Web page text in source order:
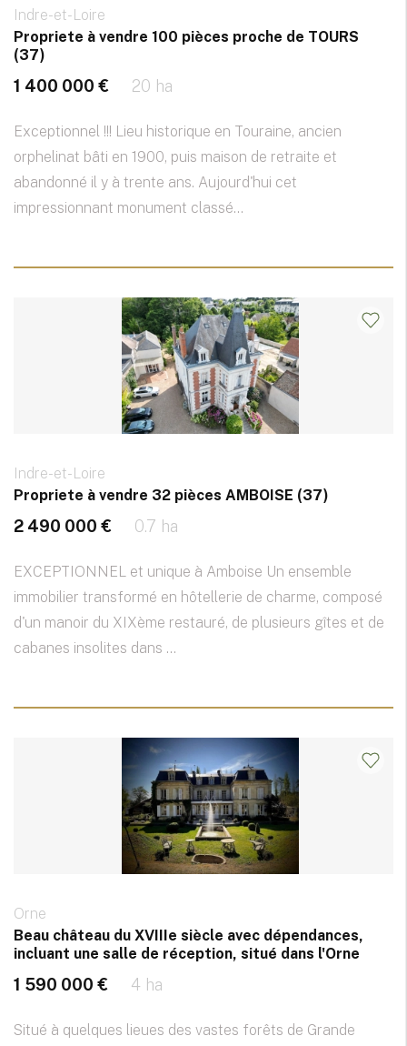
Indre-et-Loire
Propriete à vendre 100 pièces proche de TOURS
(37)
1 400 000 € 20 ha
Exceptionnel !!! Lieu historique en Touraine, ancien
orphelinat bâti en 1900, puis maison de retraite et
abandonné il y à trente ans. Aujourd'hui cet
impressionnant monument classé...
Indre-et-Loire
Propriete à vendre 32 pièces AMBOISE (37)
2 490 000 € 0.7 ha
EXCEPTIONNEL et unique à Amboise Un ensemble
immobilier transformé en hôtellerie de charme, composé
d'un manoir du XIXème restauré, de plusieurs gîtes et de
cabanes insolites dans ...
Orne
Beau château du XVIIIe siècle avec dépendances,
incluant une salle de réception, situé dans l'Orne
1 590 000 € 4 ha
Situé à quelques lieues des vastes forêts de Grande